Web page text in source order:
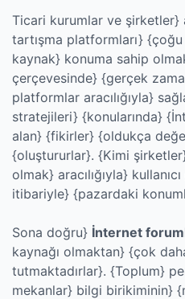
Ticari kurumlar ve şirketler}
tartışma platformları}
kaynak} konuma sahip
çerçevesinde} {gerçek
platformlar aracılığıyla}
stratejileri} {konularında}
alan} {fikirler} {oldukça
{oluştururlar}. {Kimi
olmak} aracılığıyla}
itibariyle} {pazardaki
Sona doğru} İnternet
kaynağı olmaktan} {çok
tutmaktadırlar}. {Toplum}
mekanlar} bilgi birikiminin}